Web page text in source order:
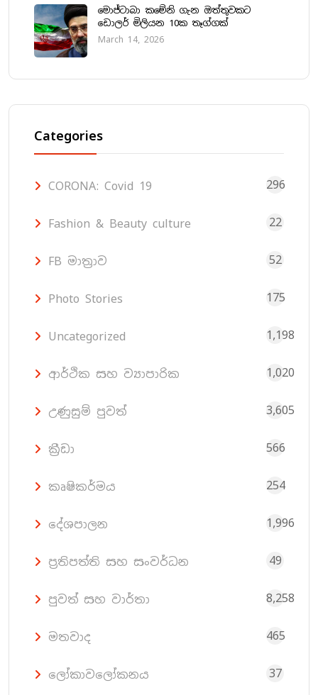
මොජ්ටාබා කමේනි ගැන ඔත්තුවකට
ඩොලර් මිලියන 10ක තෑග්ගක්
March 14, 2026
Categories
CORONA: Covid 19 296
Fashion & Beauty culture 22
FB මාත්‍රාව 52
Photo Stories 175
Uncategorized 1,198
ආර්ථික සහ ව්‍යාපාරික 1,020
උණුසුම් පුවත් 3,605
ක්‍රීඩා 566
කෘෂිකර්මය 254
දේශපාලන 1,996
ප්‍රතිපත්ති සහ සංවර්ධන 49
පුවත් සහ වාර්තා 8,258
මතවාද 465
ලෝකාවලෝකනය 37